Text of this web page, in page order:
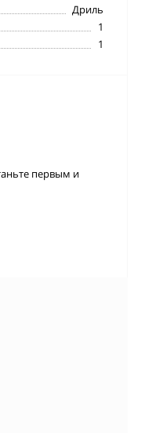
Дриль
1
1
первым и